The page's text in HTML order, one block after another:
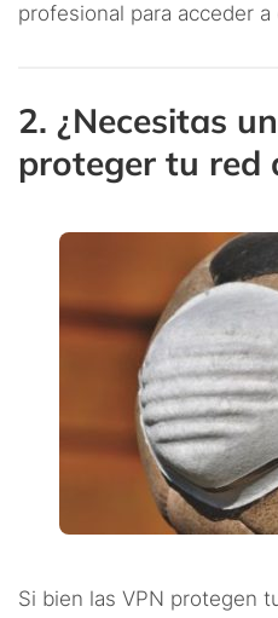
profesional para acceder
2. ¿Necesitas
proteger tu red
Si bien las VPN protegen